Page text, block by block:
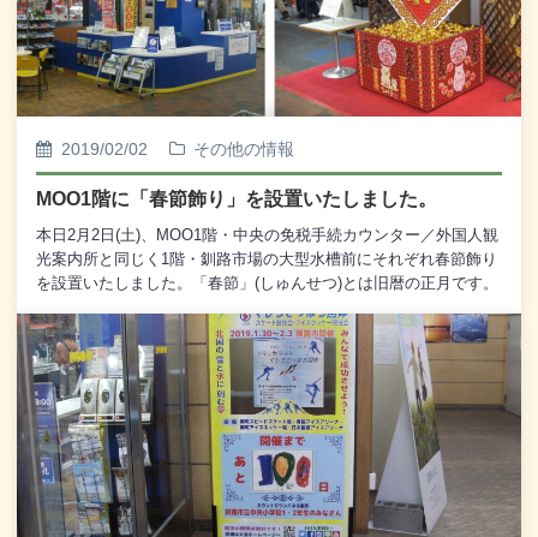
ィッシャーマンズワーフＭＯＯへお立ち寄りの際はぜひ、ご覧く
ださいませ。また、皆様には変わらぬご愛顧を賜りますよう、何
卒よろしくお願い申し上げます。
2019/02/02 その他の情報
MOO1階に「春節飾り」を設置いたしました。
本日2月2日(土)、MOO1階・中央の免税手続カウンター／外国人観
光案内所と同じく1階・釧路市場の大型水槽前にそれぞれ春節飾り
を設置いたしました。「春節」(しゅんせつ)とは旧暦の正月です。
盛大に祝賀され、中国や台湾のみならず、シンガポールなどの中
華圏国家では数日間の祝日が設定されています。2019年の春節(初
一)は2月5日(火)、大晦日(除夕)は2月4日(月)であり、2月4日から2
月10日(日)までの7日間が春節休みとなっています。MOOでは2月
17日(日)以降までこちらの春節飾りを展示いたしております。
MOOの春節飾りは中国から直接取り寄せた装飾品を使用してお
り、例年たいへん好評をいただいております。本年はさらに、こ
の期間のためにスタッフが描いた絵を免税手続カウンター／外国
人観光案内所のガラス面に貼付するなど、手作りの飾り付けをい